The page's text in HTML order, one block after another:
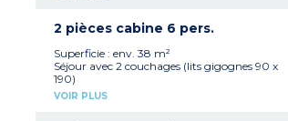
grill pain, cafetière à capsules)
1 chambre avec 2 couchages : un grand lit 160
x 200
Salle de bains avec baignoire et WC, sèche-
cheveux, miroir grossissant
Petit balcon ou terrasse
2 pièces cabine 6 pers.
Superficie : env. 38 m²
Séjour avec 2 couchages (lits gigognes 90 x
190)
Kitchenette équipée (plaque vitrocéramique 4
VOIR PLUS